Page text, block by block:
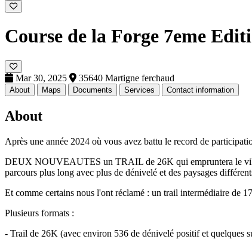
Course de la Forge 7eme
Mar 30, 2025 35640 Martigne ferchaud
About Maps Documents Services Contact information
About
Après une année 2024 où vous avez battu le record de
DEUX NOUVEAUTES un TRAIL de 26K qui empruntera le
parcours plus long avec plus de dénivelé et des paysages
Et comme certains nous l'ont réclamé : un trail intermédiaire de
Plusieurs formats :
- Trail de 26K (avec environ 536 de dénivelé positif et quelques